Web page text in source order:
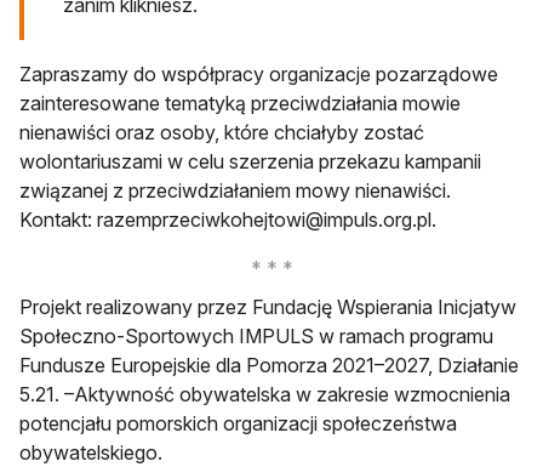
Zapraszamy do współpracy organizacje pozarządowe
zainteresowane tematyką przeciwdziałania mowie
nienawiści oraz osoby, które chciałyby zostać
wolontariuszami w celu szerzenia przekazu kampanii
związanej z przeciwdziałaniem mowy nienawiści.
Kontakt: razemprzeciwkohejtowi@impuls.org.pl.
Projekt realizowany przez Fundację Wspierania Inicjatyw
Społeczno-Sportowych IMPULS w ramach programu
Fundusze Europejskie dla Pomorza 2021–2027, Działanie
5.21. –Aktywność obywatelska w zakresie wzmocnienia
potencjału pomorskich organizacji społeczeństwa
obywatelskiego.